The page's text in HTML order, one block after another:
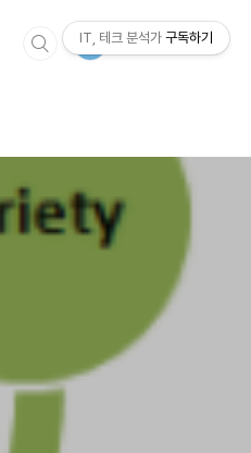
IT, 테크 분석가 구독하기